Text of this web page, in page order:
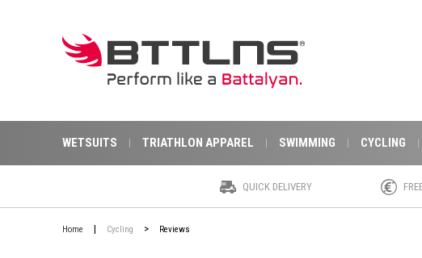
WETSUITS TRIATHLON APPAREL SWIMMING CYCLING
QUICK DELIVERY
Home | Cycling > Reviews